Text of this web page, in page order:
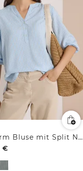
3/4-Arm Bluse mit Split Neck und Streifen
€